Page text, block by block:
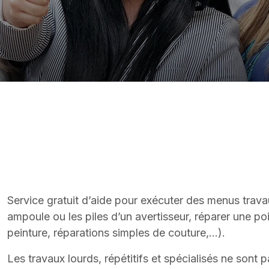
Service gratuit d’aide pour exécuter des menus
ampoule ou les piles d’un avertisseur, réparer une
peinture, réparations simples de couture,...).
Les travaux lourds, répétitifs et spécialisés ne sont